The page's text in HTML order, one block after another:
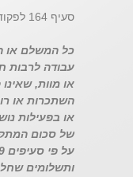
סעיף 164 לפקודת מס הכנסה קובע כי:
כל המשלם או
עבודה לרבות
השתכרות או
של סכום